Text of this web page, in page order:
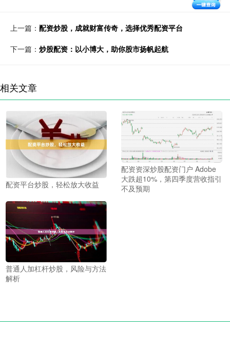
上一篇： 配资炒股，成就财富传奇，选择优秀配资平台
下一篇： 炒股配资：以小博大，助你股市扬帆起航
相关文章
配资平台炒股，轻松放大收益
配资资深炒股配资门户 Adobe
大跌超10%，第四季度营收指引
不及预期
普通人加杠杆炒股，风险与方法
解析